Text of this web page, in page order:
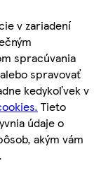
v zariadení
spracúvania
spravovať
kedykoľvek v
Tieto
údaje o
akým vám